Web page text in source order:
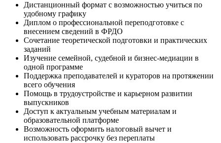
Дистанционный формат с возможностью учиться по
удобному графику
Диплом о профессиональной переподготовке с
внесением сведений в ФРДО
Сочетание теоретической подготовки и практических
заданий
Изучение семейной, судебной и бизнес-медиации в
одной программе
Поддержка преподавателей и кураторов на протяжении
всего обучения
Помощь в трудоустройстве и карьерном развитии
выпускников
Доступ к актуальным учебным материалам и
образовательной платформе
Возможность оформить налоговый вычет и
использовать рассрочку без переплаты